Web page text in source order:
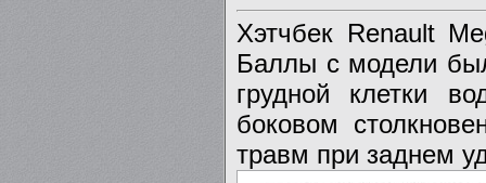
Хэтчбек Renault
Баллы с модели
грудной клетки
боковом
травм при заднем